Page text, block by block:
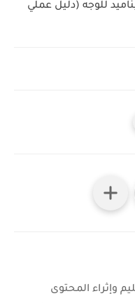
للوجه (دليل عملي
وإثراء المحتوى